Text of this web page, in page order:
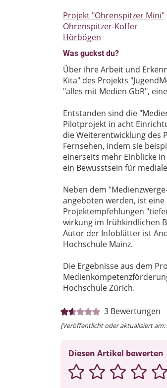
Projekt "Ohrenspitzer Mini"
Ohrenspitzer-Koffer
Hörbögen
Was guckst du?
Über ihre Arbeit und
Kita" des Projekts
"alles mit Medien GbR",
Entstanden sind die
Pilotprojekt in acht
die Weiterentwicklung des
Fernsehen, indem sie
einerseits mehr Einblicke
ein Bewusstsein für
Neben dem
angeboten werden, ist
Projektempfehlungen
wirkung im frühkindlichen
Autor der Infoblätter ist
Hochschule Mainz.
Die Ergebnisse aus dem
Hochschule Zürich.
3 Bewertungen
[Veröffentlicht oder aktualisiert am:
Diesen Artikel bewerten